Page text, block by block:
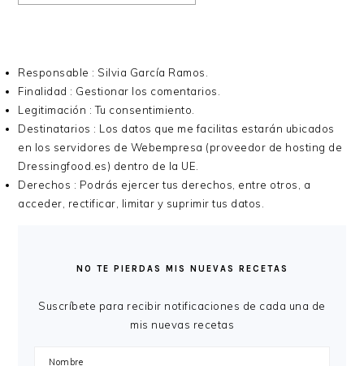
Responsable : Silvia García Ramos.
Finalidad : Gestionar los comentarios.
Legitimación : Tu consentimiento.
Destinatarios : Los datos que me facilitas estarán ubicados
en los servidores de Webempresa (proveedor de hosting de
Dressingfood.es) dentro de la UE.
Derechos : Podrás ejercer tus derechos, entre otros, a
acceder, rectificar, limitar y suprimir tus datos.
PRINCIPALNO TE PIERDAS MIS NUEVAS RECETAS
Suscríbete para recibir notificaciones de cada una de
mis nuevas recetas